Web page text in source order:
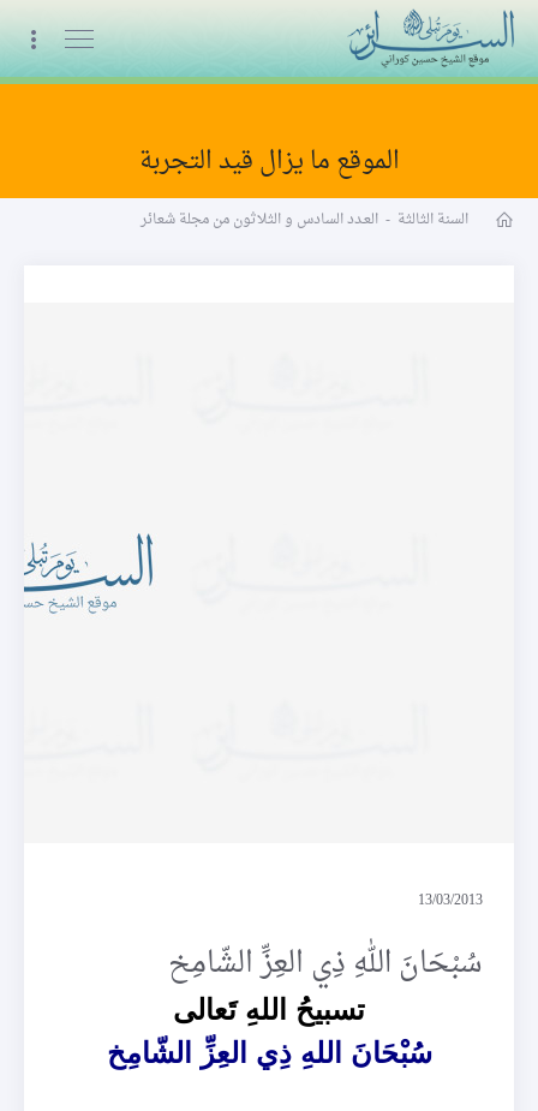
البث المباشر
الموقع ما يزال قيد التجربة
السنة الثالثة - العـدد السادس و الثلاثون من مجلة شعائر
13/03/2013
سُبْحَانَ اللهِ ذِي العِزِّ الشّامِخ
تسبيحُ اللهِ تَعالى
سُبْحَانَ اللهِ ذِي العِزِّ الشّامِخ